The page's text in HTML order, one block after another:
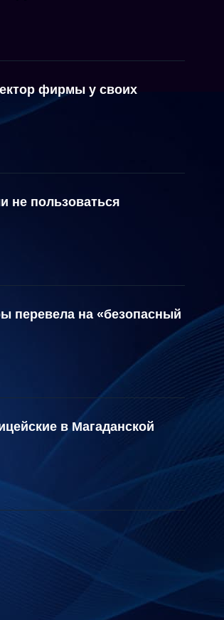
фирмы у своих
не пользоваться
перевела на «безопасный
в Магаданской